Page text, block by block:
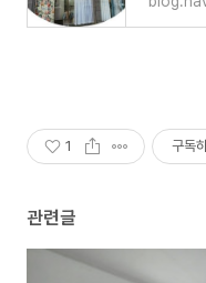
1 구독
관련글